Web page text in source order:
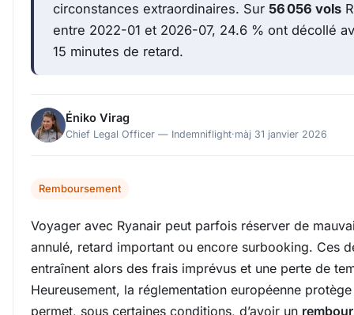
circonstances extraordinaires. Sur 56 056 vols
entre 2022-01 et 2026-07, 24.6 % ont décollé
15 minutes de retard.
Éniko Virag
Chief Legal Officer — Indemniflight·màj 31 janvier 2026
Remboursement
Voyager avec Ryanair peut parfois réserver de
annulé, retard important ou encore surbooking. Ces
entraînent alors des frais imprévus et une perte de
Heureusement, la réglementation européenne
permet, sous certaines conditions, d’avoir un